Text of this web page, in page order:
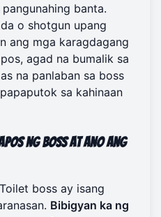
banta.
o shotgun upang
ang mga karagdagang
agad na bumalik sa
na panlaban sa boss
sa kahinaan
ng Boss at Ano ang
boss ay isang
Bibigyan ka ng